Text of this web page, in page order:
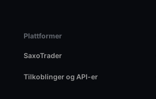
Plattformer
SaxoTrader
Tilkoblinger og API-er